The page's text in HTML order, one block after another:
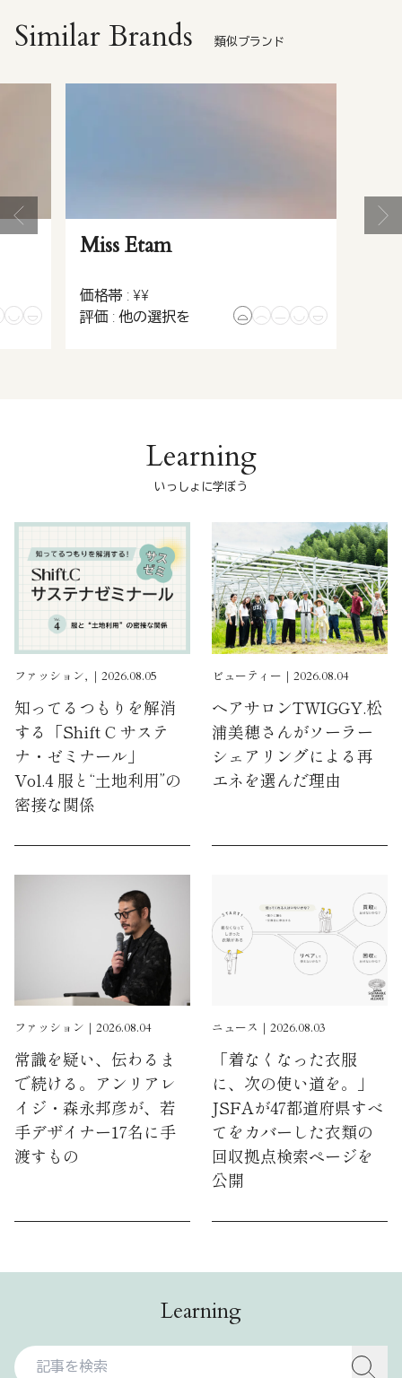
Similar Brands 類似ブランド
Miss Etam
価格帯 : ¥¥
評価 : 他の選択を
Learning
いっしょに学ぼう
ファッション, ｜2026.08.05
知ってるつもりを解消
する「Shift C サステ
ナ・ゼミナール」
Vol.4 服と“土地利用”の
密接な関係
ビューティー｜2026.08.04
ヘアサロンTWIGGY.松
浦美穂さんがソーラー
シェアリングによる再
エネを選んだ理由
ファッション｜2026.08.04
常識を疑い、伝わるま
で続ける。アンリアレ
イジ・森永邦彦が、若
手デザイナー17名に手
渡すもの
ニュース｜2026.08.03
「着なくなった衣服
に、次の使い道を。」
JSFAが47都道府県すべ
てをカバーした衣類の
回収拠点検索ページを
公開
Learning